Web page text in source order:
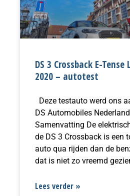
DS 3 Crossback E-Tense
2020 – autotest
Deze testauto werd ons
DS Automobiles
Samenvatting De
de DS 3 Crossback is een
auto qua rijden dan de
dat is niet zo vreemd
Lees verder »